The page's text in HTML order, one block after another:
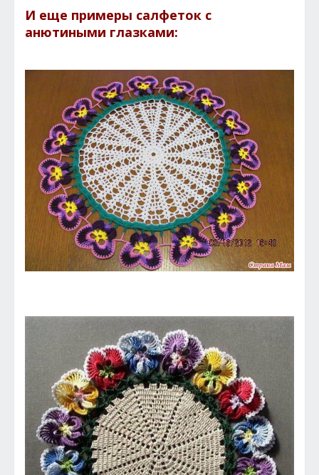
И еще примеры салфеток с
анютиными глазками: